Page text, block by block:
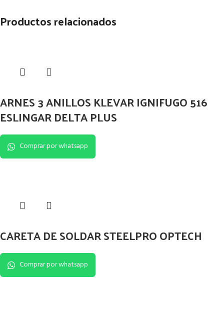
Productos relacionados
ARNES 3 ANILLOS KLEVAR IGNIFUGO 516
ESLINGAR DELTA PLUS
Comprar por whatsapp
CARETA DE SOLDAR STEELPRO OPTECH
Comprar por whatsapp